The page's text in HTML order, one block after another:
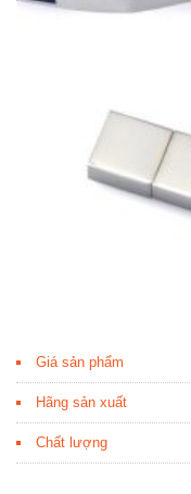
Giá sản phẩm
Hãng sản xuất
Chất lượng